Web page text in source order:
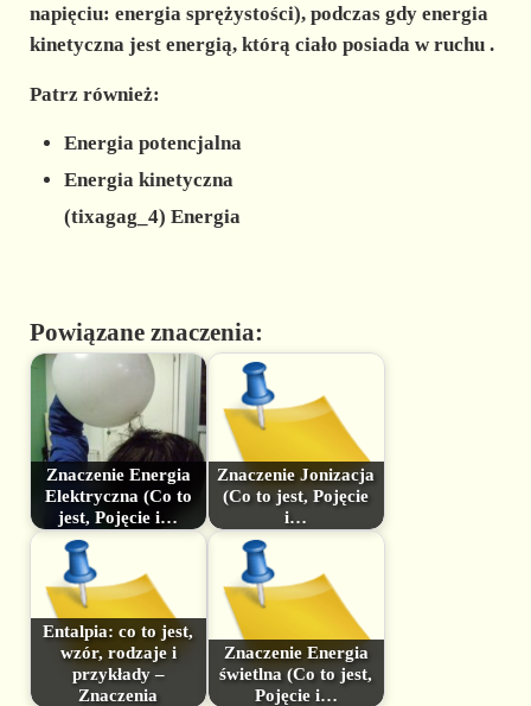
napięciu: energia sprężystości), podczas gdy energia
kinetyczna jest energią, którą ciało posiada w ruchu.
Patrz również:
Energia potencjalna
Energia kinetyczna
(tixagag_4) Energia
Powiązane znaczenia:
Znaczenie Energia
Elektryczna (Co to
jest, Pojęcie i…
Znaczenie Jonizacja
(Co to jest, Pojęcie
i…
Entalpia: co to jest,
wzór, rodzaje i
przykłady –
Znaczenia
Znaczenie Energia
świetlna (Co to jest,
Pojęcie i…